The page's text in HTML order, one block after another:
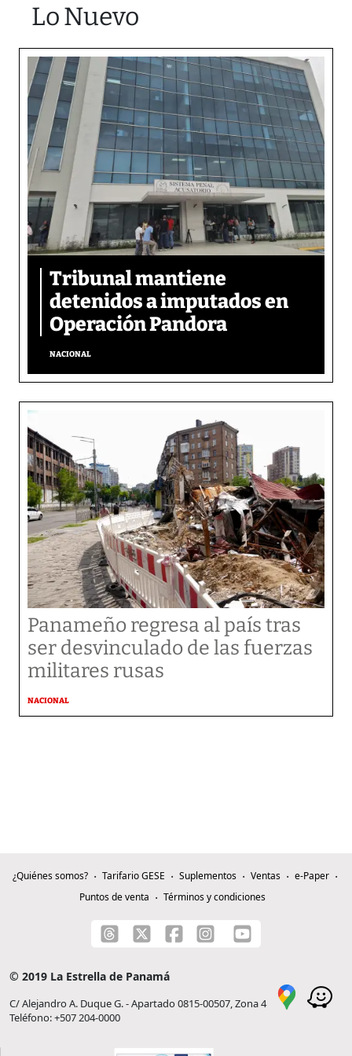
Lo Nuevo
Tribunal mantiene
detenidos a imputados en
Operación Pandora
NACIONAL
Panameño regresa al país tras
ser desvinculado de las fuerzas
militares rusas
NACIONAL
¿Quiénes somos? Tarifario GESE Suplementos Ventas
e-Paper
Puntos de venta
Términos y condiciones
© 2019 La Estrella de Panamá
C/ Alejandro A. Duque G. - Apartado 0815-00507, Zona 4
Teléfono: +507 204-0000